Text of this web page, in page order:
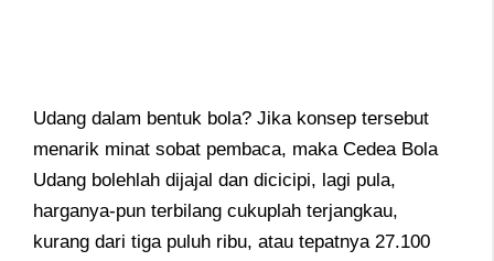
Udang dalam bentuk bola? Jika konsep tersebut
menarik minat sobat pembaca, maka Cedea Bola
Udang bolehlah dijajal dan dicicipi, lagi pula,
harganya-pun terbilang cukuplah terjangkau,
kurang dari tiga puluh ribu, atau tepatnya 27.100